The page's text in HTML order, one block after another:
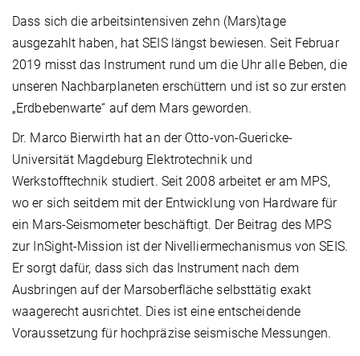
Dass sich die arbeitsintensiven zehn (Mars)tage
ausgezahlt haben, hat SEIS längst bewiesen. Seit Februar
2019 misst das Instrument rund um die Uhr alle Beben, die
unseren Nachbarplaneten erschüttern und ist so zur ersten
„Erdbebenwarte“ auf dem Mars geworden.
Dr. Marco Bierwirth hat an der Otto-von-Guericke-
Universität Magdeburg Elektrotechnik und
Werkstofftechnik studiert. Seit 2008 arbeitet er am MPS,
wo er sich seitdem mit der Entwicklung von Hardware für
ein Mars-Seismometer beschäftigt. Der Beitrag des MPS
zur InSight-Mission ist der Nivelliermechanismus von SEIS.
Er sorgt dafür, dass sich das Instrument nach dem
Ausbringen auf der Marsoberfläche selbsttätig exakt
waagerecht ausrichtet. Dies ist eine entscheidende
Voraussetzung für hochpräzise seismische Messungen.